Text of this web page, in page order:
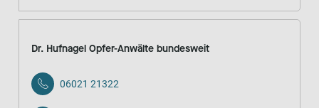
Dr. Hufnagel Opfer-Anwälte bundesweit
06021 21322